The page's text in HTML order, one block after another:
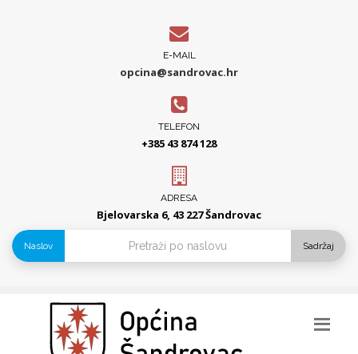
E-MAIL
opcina@sandrovac.hr
TELEFON
+385 43 874 128
ADRESA
Bjelovarska 6, 43 227 Šandrovac
Naslov Sadržaj